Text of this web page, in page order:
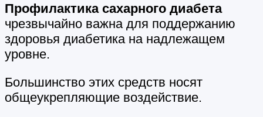
Профилактика сахарного диабета
чрезвычайно важна для поддержанию
здоровья диабетика на надлежащем
уровне.
Большинство этих средств носят
общеукрепляющие воздействие.